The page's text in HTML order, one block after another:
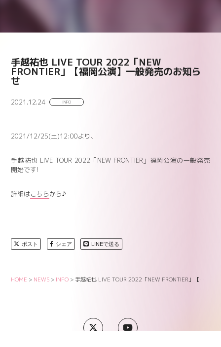
手越祐也 LIVE TOUR 2022「NEW
FRONTIER」【福岡公演】一般発売のお知ら
せ
2021.12.24 INFO
2021/12/25(土)12:00より、
手越祐也 LIVE TOUR 2022「NEW FRONTIER」福岡公演の一般発売
開始です!
詳細はこちらから♪
ポスト シェア LINEで送る
HOME > NEWS > INFO > 手越祐也 LIVE TOUR 2022「NEW FRONTIER」【福岡公演】一般発売のお知らせ